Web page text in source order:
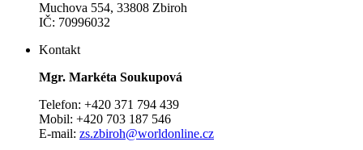
Muchova 554, 33808 Zbiroh
IČ: 70996032
Kontakt
Mgr. Markéta Soukupová
Telefon: +420 371 794 439
Mobil: +420 703 187 546
E-mail: zs.zbiroh@worldonline.cz